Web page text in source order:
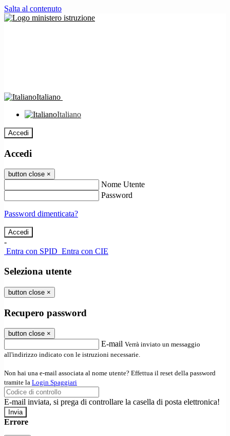
Salta al contenuto
Italiano
Italiano
Accedi
Accedi
button close ×
Nome Utente
Password
Password dimenticata?
-
Entra con SPID Entra con CIE
Seleziona utente
button close ×
Recupero password
button close ×
E-mail Verrà inviato un messaggio
all'indirizzo indicato con le istruzioni necessarie.
Non hai una e-mail associata al nome utente? Effettua il reset della password
tramite la Login Spaggiari
E-mail inviata, si prega di controllare la casella di posta elettronica!
Errore